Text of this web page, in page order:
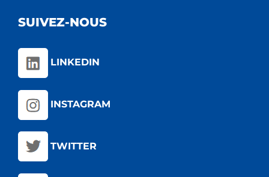
SUIVEZ-NOUS
LINKEDIN
INSTAGRAM
TWITTER